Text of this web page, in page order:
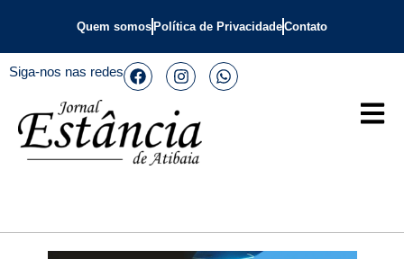
Quem somos Política de PrivacidadeContato
Siga-nos nas redes